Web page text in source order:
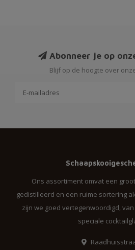
Abonneer je op
Blijf op de hoogte over
Ons assortiment omvat een
gedistilleerd en een ruime sortering
zijn we goed vertegenwoordigd,
speciale